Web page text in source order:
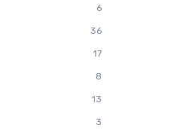
6
36
17
8
13
3